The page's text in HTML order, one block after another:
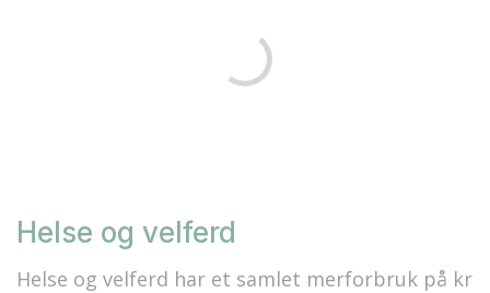
Helse og velferd
Helse og velferd har et samlet merforbruk på kr